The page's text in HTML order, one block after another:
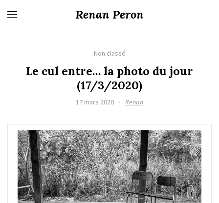
Renan Peron
Non classé
Le cul entre… la photo du jour
(17/3/2020)
17 mars 2020 · Renan